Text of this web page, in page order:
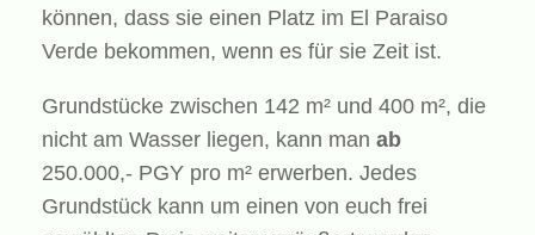
können, dass sie einen Platz im El Paraiso
Verde bekommen, wenn es für sie Zeit ist.
Grundstücke zwischen 142 m² und 400 m², die
nicht am Wasser liegen, kann man ab
250.000,- PGY pro m² erwerben. Jedes
Grundstück kann um einen von euch frei